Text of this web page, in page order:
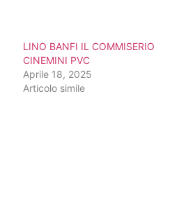
LINO BANFI IL COMMISERIO
CINEMINI PVC
Aprile 18, 2025
Articolo simile